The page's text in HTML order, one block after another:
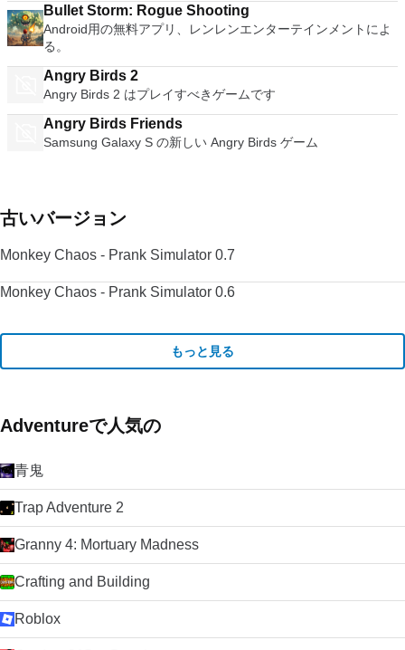
Bullet Storm: Rogue Shooting
Android用の無料アプリ、レンレンエンターテインメントによ
る。
Angry Birds 2
Angry Birds 2 はプレイすべきゲームです
Angry Birds Friends
Samsung Galaxy S の新しい Angry Birds ゲーム
古いバージョン
Monkey Chaos - Prank Simulator 0.7
Monkey Chaos - Prank Simulator 0.6
もっと見る
Adventureで人気の
青鬼
Trap Adventure 2
Granny 4: Mortuary Madness
Crafting and Building
Roblox